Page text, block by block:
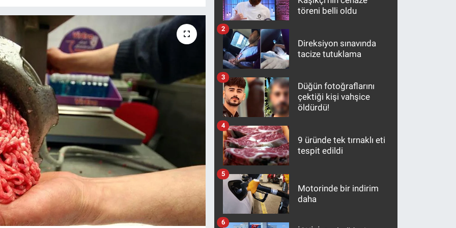
töreni belli oldu
Direksiyon sınavında
tacize tutuklama
2
Düğün fotoğraflarını
çektiği kişi vahşice
öldürdü!
3
9 üründe tek tırnaklı eti
tespit edildi
4
Motorinde bir indirim
daha
5
6